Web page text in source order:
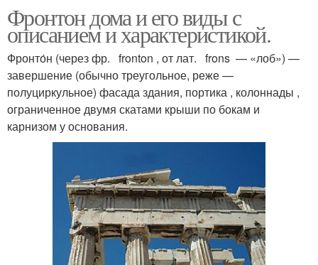
Фронтон дома и его виды с
описанием и характеристикой.
Фронто́н (через фр. fronton , от лат. frons — «лоб») —
завершение (обычно треугольное, реже —
полуциркульное) фасада здания, портика , колоннады ,
ограниченное двумя скатами крыши по бокам и
карнизом у основания.